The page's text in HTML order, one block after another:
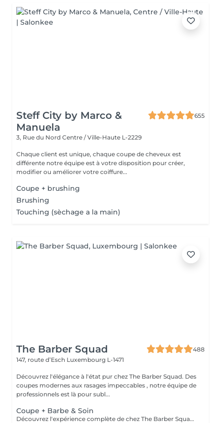
Steff City by Marco &
Manuela
655
3, Rue du Nord Centre / Ville-Haute L-2229
Chaque client est unique, chaque coupe de cheveux est
différente notre équipe est à votre disposition pour créer,
modifier ou améliorer votre coiffure...
Coupe + brushing
Brushing
Touching (sèchage a la main)
The Barber Squad
488
147, route d’Esch Luxembourg L-1471
Découvrez l'élégance à l'état pur chez The Barber Squad. Des
coupes modernes aux rasages impeccables , notre équipe de
professionnels est là pour subl...
Coupe + Barbe & Soin
Découvrez l'expérience complète de chez The Barber Squad ! Shampooing & soins profonds + Coupe complète + Coiffage. Taille de Barbe & Contours à la lame & soins régénérant + Serviette Chaude & Froide + Nettoyage exfoliant du visage + Vapeur + Massage Relaxant + After Shave + Huile à barbe + Hydratation de la peau . Pour que votre expérience chez nous soit optimal , une boisson de votre choix vous est offerte !